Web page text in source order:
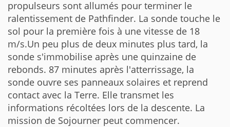
propulseurs sont allumés pour terminer le
ralentissement de Pathfinder. La sonde touche le
sol pour la première fois à une vitesse de 18
m/s.Un peu plus de deux minutes plus tard, la
sonde s'immobilise après une quinzaine de
rebonds. 87 minutes après l'atterrissage, la
sonde ouvre ses panneaux solaires et reprend
contact avec la Terre. Elle transmet les
informations récoltées lors de la descente. La
mission de Sojourner peut commencer.